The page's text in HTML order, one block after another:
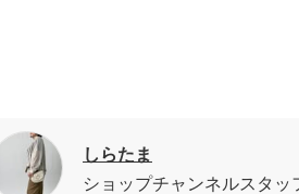
しらたま
ショップチャンネルスタッ